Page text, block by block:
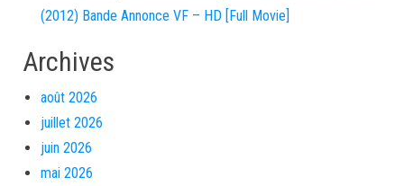
(2012) Bande Annonce VF – HD [Full Movie]
Archives
août 2026
juillet 2026
juin 2026
mai 2026